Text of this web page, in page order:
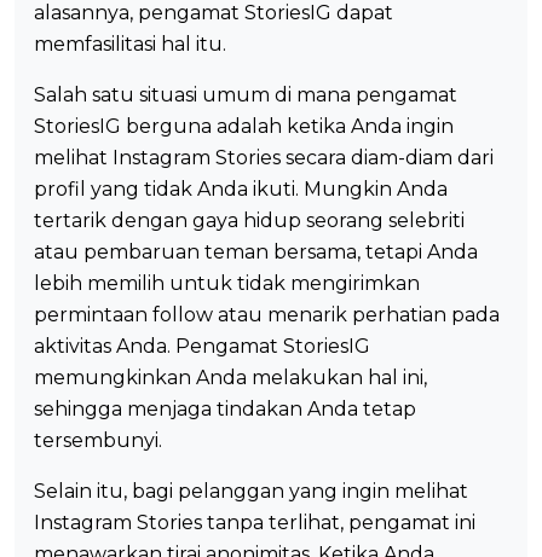
alasannya, pengamat StoriesIG dapat
memfasilitasi hal itu.
Salah satu situasi umum di mana pengamat
StoriesIG berguna adalah ketika Anda ingin
melihat Instagram Stories secara diam-diam dari
profil yang tidak Anda ikuti. Mungkin Anda
tertarik dengan gaya hidup seorang selebriti
atau pembaruan teman bersama, tetapi Anda
lebih memilih untuk tidak mengirimkan
permintaan follow atau menarik perhatian pada
aktivitas Anda. Pengamat StoriesIG
memungkinkan Anda melakukan hal ini,
sehingga menjaga tindakan Anda tetap
tersembunyi.
Selain itu, bagi pelanggan yang ingin melihat
Instagram Stories tanpa terlihat, pengamat ini